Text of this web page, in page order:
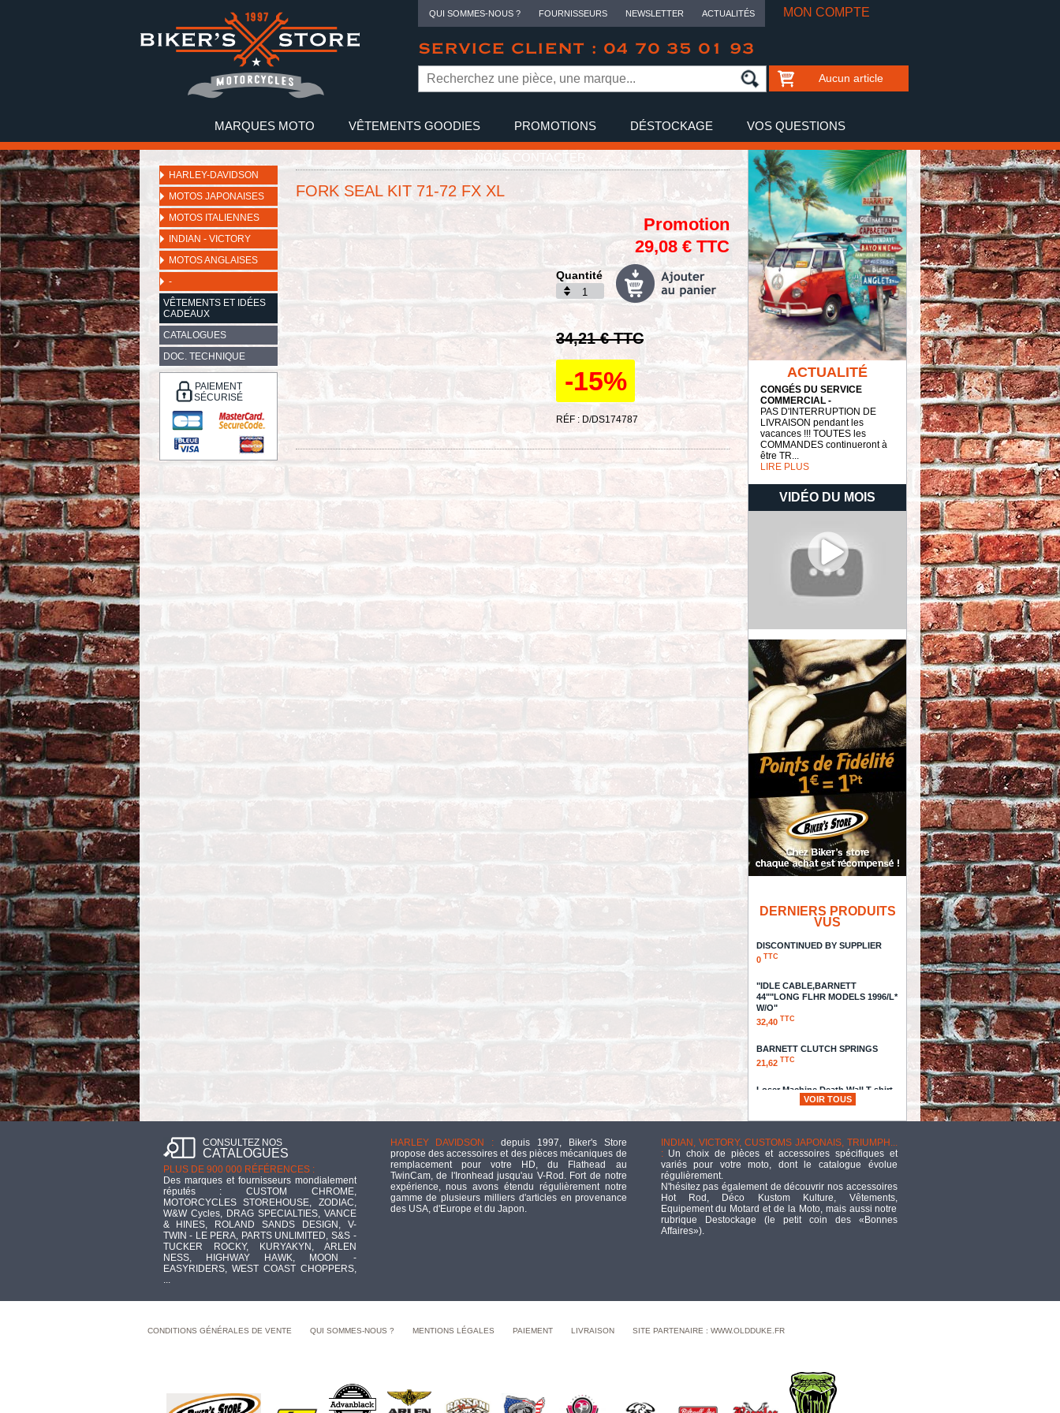
QUI SOMMES-NOUS ? FOURNISSEURS NEWSLETTER ACTUALITÉS MON COMPTE
SERVICE CLIENT : 04 70 35 01 93
Aucun article
MARQUES MOTO VÊTEMENTS GOODIES PROMOTIONS DÉSTOCKAGE VOS QUESTIONS
NOUS CONTACTER
HARLEY-DAVIDSON
MOTOS JAPONAISES
MOTOS ITALIENNES
INDIAN - VICTORY
MOTOS ANGLAISES
-
VÊTEMENTS ET IDÉES
CADEAUX
CATALOGUES
DOC. TECHNIQUE
PAIEMENT
SÉCURISÉ
FORK SEAL KIT 71-72 FX XL
Promotion
29,08 € TTC
Quantité
34,21 € TTC
-15%
RÉF : D/DS174787
ACTUALITÉ
CONGÉS DU SERVICE
COMMERCIAL -
PAS D'INTERRUPTION DE
LIVRAISON pendant les
vacances !!! TOUTES les
COMMANDES continueront à
être TR...
LIRE PLUS
VIDÉO DU MOIS
DERNIERS PRODUITS
VUS
DISCONTINUED BY SUPPLIER
0 TTC
"IDLE CABLE,BARNETT
44""LONG FLHR MODELS 1996/L*
W/O"
32,40 TTC
BARNETT CLUTCH SPRINGS
21,62 TTC
Loser Machine Death Wall T-shirt
- 16 x 3.50 - ROUE
AVANT 52 RAYONS -
MAMMOTH M52 - FXLRS 2020UP -
ZODIAC - MOYEU : NOIR / JANTE
: NOIR / RAYONS : NOIR /
ECROUS : POLI
2352-765
2 283,10TTC
VOIR TOUS
CONSULTEZ NOS
CATALOGUES
PLUS DE 900 000 RÉFÉRENCES :
Des marques et fournisseurs mondialement
réputés : CUSTOM CHROME,
MOTORCYCLES STOREHOUSE, ZODIAC,
W&W Cycles, DRAG SPECIALTIES, VANCE
& HINES, ROLAND SANDS DESIGN, V-
TWIN - LE PERA, PARTS UNLIMITED, S&S -
TUCKER ROCKY, KURYAKYN, ARLEN
NESS, HIGHWAY HAWK, MOON -
EASYRIDERS, WEST COAST CHOPPERS,
HARLEY DAVIDSON : depuis 1997, Biker's Store
propose des accessoires et des pièces mécaniques de
remplacement pour votre HD, du Flathead au
TwinCam, de l'Ironhead jusqu'au V-Rod. Fort de notre
expérience, nous avons étendu régulièrement notre
gamme de plusieurs milliers d'articles en provenance
des USA, d'Europe et du Japon.
INDIAN, VICTORY, CUSTOMS JAPONAIS, TRIUMPH...
:Un choix de pièces et accessoires spécifiques et
variés pour votre moto, dont le catalogue évolue
régulièrement.
N'hésitez pas également de découvrir nos accessoires
Hot Rod, Déco Kustom Kulture, Vêtements,
Equipement du Motard et de la Moto, mais aussi notre
rubrique Destockage (le petit coin des «Bonnes
Affaires»).
CONDITIONS GÉNÉRALES DE VENTE QUI SOMMES-NOUS ? MENTIONS LÉGALES PAIEMENT LIVRAISON SITE PARTENAIRE : WWW.OLDDUKE.FR